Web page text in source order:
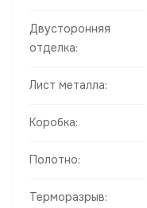
Двусторонняя
отделка:
Лист металла:
Коробка:
Полотно:
Терморазрыв: